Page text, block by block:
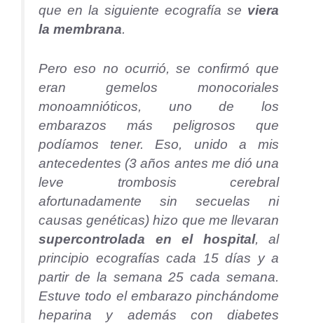
que en la siguiente ecografía se viera
la membrana.
Pero eso no ocurrió, se confirmó que
eran gemelos monocoriales
monoamnióticos, uno de los
embarazos más peligrosos que
podíamos tener. Eso, unido a mis
antecedentes (3 años antes me dió una
leve trombosis cerebral
afortunadamente sin secuelas ni
causas genéticas) hizo que me llevaran
supercontrolada en el hospital, al
principio ecografías cada 15 días y a
partir de la semana 25 cada semana.
Estuve todo el embarazo pinchándome
heparina y además con diabetes